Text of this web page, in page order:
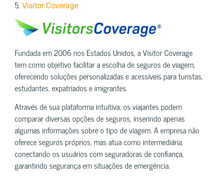
5. Visitor Coverage
Fundada em 2006 nos Estados Unidos, a Visitor Coverage
tem como objetivo facilitar a escolha de seguros de viagem,
oferecendo soluções personalizadas e acessíveis para turistas,
estudantes, expatriados e imigrantes.
Através de sua plataforma intuitiva, os viajantes podem
comparar diversas opções de seguros, inserindo apenas
algumas informações sobre o tipo de viagem. A empresa não
oferece seguros próprios, mas atua como intermediária,
conectando os usuários com seguradoras de confiança,
garantindo segurança em situações de emergência.